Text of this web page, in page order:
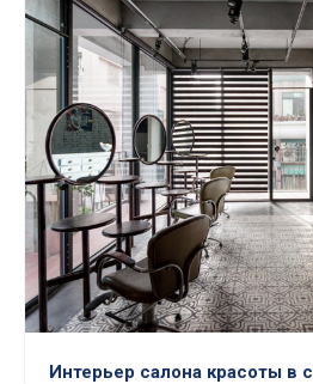
Интерьер салона красоты в